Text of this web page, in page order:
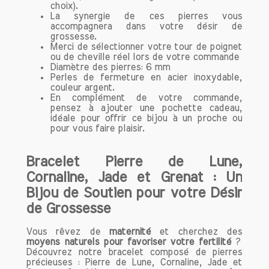
l'expression artistique ou son utilisation
en lithothérapie, la cornaline continue de
captiver et d'inspirer ceux qui la portent.
Si vous cherchez une pierre qui allie
beauté et puissance spirituelle, la
cornaline est un excellent choix.
Origine et Composition de la
Cornaline
La cornaline est une variété de
varier du jaune orangé au rouge
profond, en passant par des nuances
intermédiaires. Cette pierre se forme
généralement dans des dépôts
partir de crevasses dans les roches. Les
principaux gisements de cornaline se
trouvent en Inde, au Brésil, en Uruguay
choix).
La synergie de ces pierres vous
accompagnera dans votre désir de
grossesse.
Merci de sélectionner votre tour de poignet
ou de cheville réel lors de votre commande
Diamètre des pierres: 6 mm
Perles de fermeture en acier inoxydable,
couleur argent.
En complément de votre commande,
pensez à ajouter une pochette cadeau,
idéale pour offrir ce bijou à un proche ou
pour vous faire plaisir.
Bracelet Pierre de Lune,
Cornaline, Jade et Grenat : Un
Bijou de Soutien pour votre Désir
de Grossesse
Vous rêvez de maternitéet cherchez des
moyens naturels pour favoriser votre fertilité?
Découvrez notre bracelet composé de pierres
précieuses : Pierre de Lune, Cornaline, Jade et